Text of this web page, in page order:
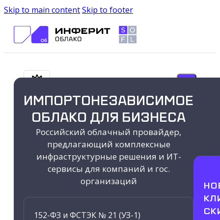
Skip to main contentSkip to footer
Search ...
Результаты
Показать все
Продукты
Облако Инферит
Облачные серверы с GPU
ИМПОРТОНЕЗАВИСИМОЕ
ОБЛАКО ДЛЯ БИЗНЕСА
Российский облачный провайдер,
предлагающий комплексные
инфраструктурные решения и ИТ-
сервисы для компаний и гос.
организаций
152-ФЗ и ФСТЭК № 21 (УЗ-1)